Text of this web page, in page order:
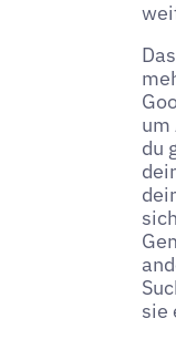
um
du
sie